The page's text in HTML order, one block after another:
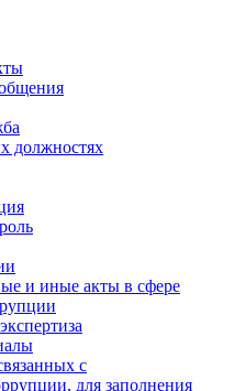
должностях
и иные акты в сфере
с
для заполнения